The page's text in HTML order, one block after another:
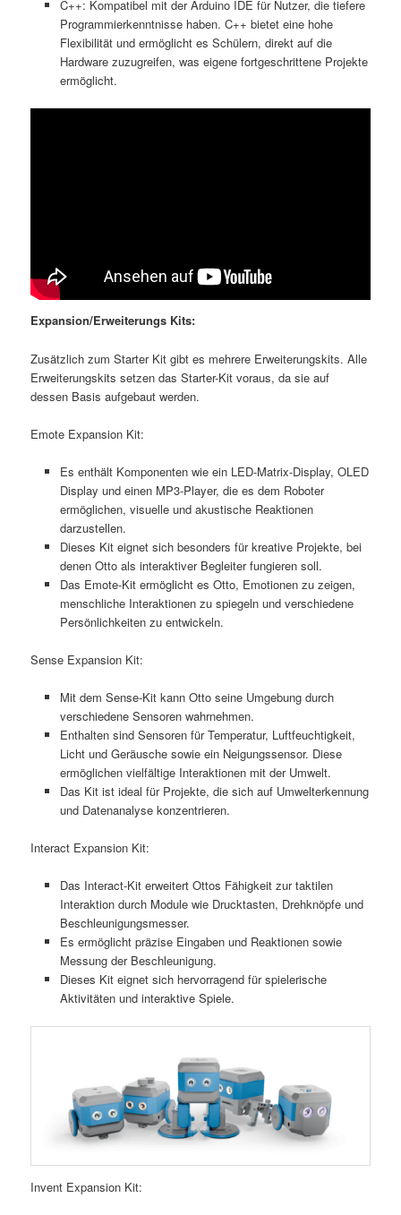
C++: Kompatibel mit der Arduino IDE für Nutzer, die tiefere
Programmierkenntnisse haben. C++ bietet eine hohe
Flexibilität und ermöglicht es Schülern, direkt auf die
Hardware zuzugreifen, was eigene fortgeschrittene Projekte
ermöglicht.
Expansion/Erweiterungs Kits:
Zusätzlich zum Starter Kit gibt es mehrere Erweiterungskits. Alle
Erweiterungskits setzen das Starter-Kit voraus, da sie auf
dessen Basis aufgebaut werden.
Emote Expansion Kit:
Es enthält Komponenten wie ein LED-Matrix-Display, OLED
Display und einen MP3-Player, die es dem Roboter
ermöglichen, visuelle und akustische Reaktionen
darzustellen.
Dieses Kit eignet sich besonders für kreative Projekte, bei
denen Otto als interaktiver Begleiter fungieren soll.
Das Emote-Kit ermöglicht es Otto, Emotionen zu zeigen,
menschliche Interaktionen zu spiegeln und verschiedene
Persönlichkeiten zu entwickeln.
Sense Expansion Kit:
Mit dem Sense-Kit kann Otto seine Umgebung durch
verschiedene Sensoren wahrnehmen.
Enthalten sind Sensoren für Temperatur, Luftfeuchtigkeit,
Licht und Geräusche sowie ein Neigungssensor. Diese
ermöglichen vielfältige Interaktionen mit der Umwelt.
Das Kit ist ideal für Projekte, die sich auf Umwelterkennung
und Datenanalyse konzentrieren.
Interact Expansion Kit:
Das Interact-Kit erweitert Ottos Fähigkeit zur taktilen
Interaktion durch Module wie Drucktasten, Drehknöpfe und
Beschleunigungsmesser.
Es ermöglicht präzise Eingaben und Reaktionen sowie
Messung der Beschleunigung.
Dieses Kit eignet sich hervorragend für spielerische
Aktivitäten und interaktive Spiele.
Invent Expansion Kit: